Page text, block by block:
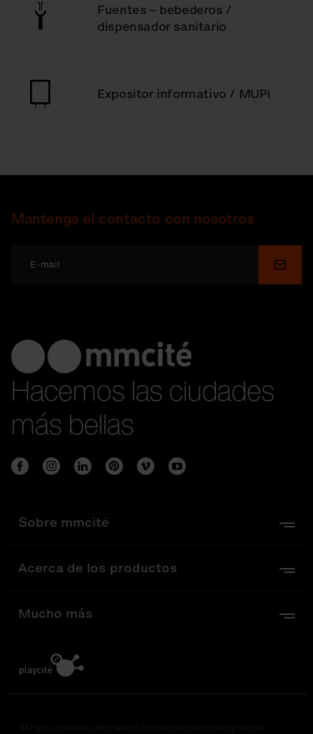
Fuentes – bebederos /
dispensador sanitario
Expositor informativo / MUPI
Mantenga el contacto con nosotros
Enviar
Hacemos las ciudades
más bellas
Sobre mmcité
Acerca de los productos
Mucho más